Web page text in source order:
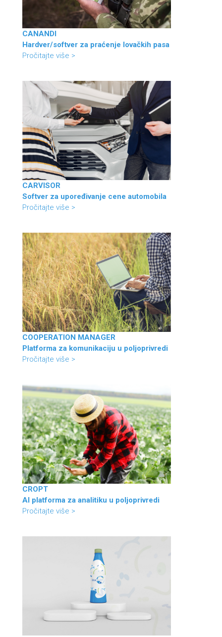
CANANDI
Hardver/softver za praćenje lovačkih pasa
Pročitajte više >
CARVISOR
Softver za upoređivanje cene automobila
Pročitajte više >
COOPERATION MANAGER
Platforma za komunikaciju u poljoprivredi
Pročitajte više >
CROPT
AI platforma za analitiku u poljoprivredi
Pročitajte više >